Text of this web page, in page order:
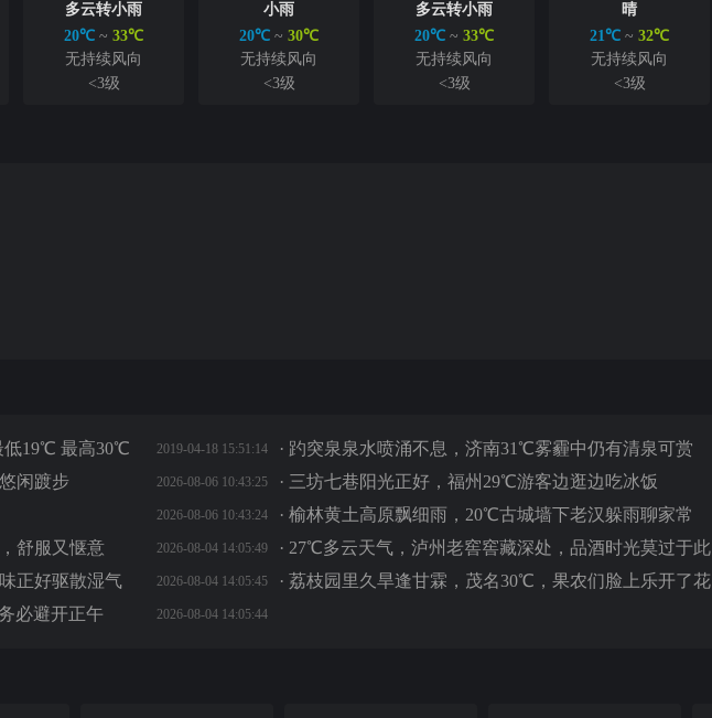
多云转小雨
20℃ ~ 33℃
无持续风向
<3级
小雨
20℃ ~ 30℃
无持续风向
<3级
多云转小雨
20℃ ~ 33℃
无持续风向
<3级
晴
21℃ ~ 32℃
无持续风向
<3级
2019-04-18 15:51:14
低19℃ 最高30℃ · 趵突泉泉水喷涌不息，济南31℃雾霾中仍有清泉可赏
2026-08-06 10:43:25
闲踱步 · 三坊七巷阳光正好，福州29℃游客边逛边吃冰饭
2026-08-06 10:43:24 · 榆林黄土高原飘细雨，20℃古城墙下老汉躲雨聊家常
2026-08-04 14:05:49
舒服又惬意 · 27℃多云天气，泸州老窖窖藏深处，品酒时光莫过于此
2026-08-04 14:05:45
正好驱散湿气 · 荔枝园里久旱逢甘霖，茂名30℃，果农们脸上乐开了花
2026-08-04 14:05:44
必避开正午